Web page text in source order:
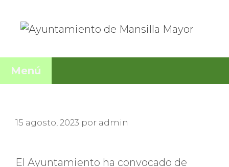
contenido
Menú
15 agosto, 2023 por admin
El Ayuntamiento ha convocado de